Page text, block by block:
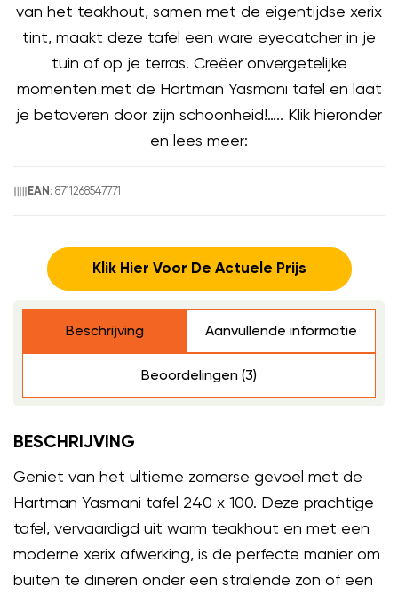
van het teakhout, samen met de eigentijdse xerix
tint, maakt deze tafel een ware eyecatcher in je
tuin of op je terras. Creëer onvergetelijke
momenten met de Hartman Yasmani tafel en laat
je betoveren door zijn schoonheid!….. Klik hieronder
en lees meer:
EAN: 8711268547771
Klik Hier Voor De Actuele Prijs
Beschrijving Aanvullende informatie
Beoordelingen (3)
BESCHRIJVING
Geniet van het ultieme zomerse gevoel met de
Hartman Yasmani tafel 240 x 100. Deze prachtige
tafel, vervaardigd uit warm teakhout en met een
moderne xerix afwerking, is de perfecte manier om
buiten te dineren onder een stralende zon of een